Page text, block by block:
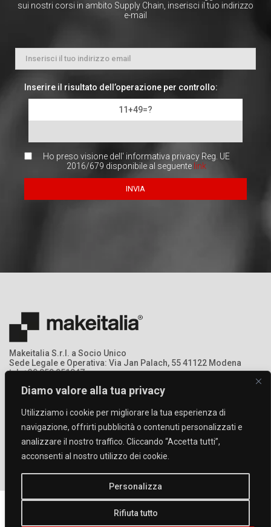
Diamo valore alla tua privacy
Utilizziamo i cookie per migliorare la tua esperienza di
navigazione, offrirti pubblicità o contenuti personalizzati e
analizzare il nostro traffico. Cliccando “Accetta tutti”,
acconsenti al nostro utilizzo dei cookie.
Personalizza
Rifiuta tutto
sui nostri corsi in ambito Supply Chain, inserisci il tuo indirizzo
e-mail
Inserire il risultato dell’operazione per controllo:
11+49=?
Ho preso visione dell' informativa privacy Reg. UE
2016/679 disponibile al seguente link
Makeitalia S.r.l. a Socio Unico
Sede Legale e Operativa: Via Jan Palach, 55 41122 Modena
tel: +39 059 951047
P.IVA:03213690369 - Registro Imprese: MO – 368378